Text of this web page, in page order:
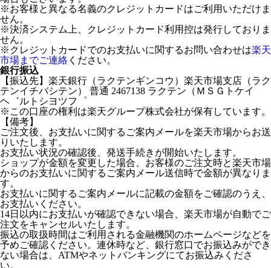
※お客様と異なる名義のクレジットカードはご利用いただけま
せん。
※決済システム上、クレジットカード利用控は発行しておりま
せん。
※クレジットカードでのお支払いに関するお問い合わせは楽天
市場までご連絡 ください。
銀行振込
【振込先】楽天銀行（ラクテンギンコウ）楽天市場支店（ラク
テンイチバシテン） 普通 2467138 ラクテン（ＭＳＧトケイ
ヘ゛ルトシヨツフ゜
※この口座の権利は楽天グループ株式会社が保有しています。
【備考】
ご注文後、お支払いに関するご案内メールを楽天市場からお送
りいたします。
お支払い状況の確認後、発送手続きが開始いたします。
ショップが金額を変更した場合、お客様のご注文時と楽天市場
からのお支払いに関するご案内メール送信時で金額が異なりま
す。
お支払いに関するご案内メールに記載の金額をご確認のうえ、
お支払いください。
14日以内にお支払いが確認できない場合、楽天市場が自動でご
注文をキャンセルいたします。
振込の取扱時間はご利用される金融機関のホームページなどを
予めご確認ください。連休時など、銀行窓口でお振込みができ
ない場合は、ATMやネットバンキングにてお振込みくださ
い。